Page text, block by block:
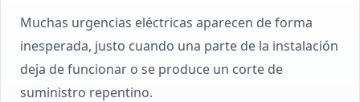
Muchas urgencias eléctricas aparecen de forma
inesperada, justo cuando una parte de la instalación
deja de funcionar o se produce un corte de
suministro repentino.